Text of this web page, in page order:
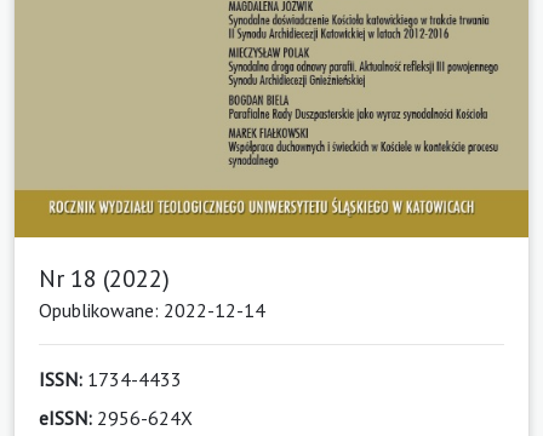
Nr 18 (2022)
Opublikowane: 2022-12-14
ISSN: 1734-4433
eISSN: 2956-624X